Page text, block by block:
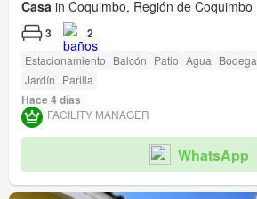
Casa in Coquimbo, Región de Coquimbo
3 2
Estacionamiento Balcón Patio Agua Bodega
Jardín Parilla
Hace 4 días
FACILITY MANAGER
WhatsApp